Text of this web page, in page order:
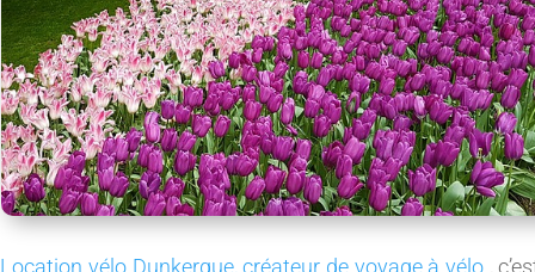
Location vélo Dunkerque, créateur de voyage à vélo ,